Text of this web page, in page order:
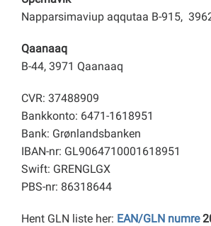
Napparsimaviup aqqutaa B-915,
Qaanaaq
B-44, 3971 Qaanaaq
CVR: 37488909
Bankkonto: 6471-1618951
Bank: Grønlandsbanken
IBAN-nr: GL9064710001618951
Swift: GRENGLGX
PBS-nr: 86318644
Hent GLN liste her: EAN/GLN numre